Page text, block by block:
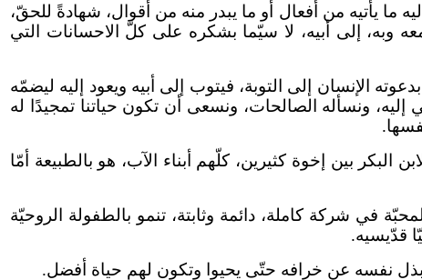
ما يأتيه من أفعال أو ما يبدر منه من أقوال، شهادةً للحقّ،
معه وبه، إلى أبيه، لا سيّما بشكره على كلّ الاحسانات التي
الإنسان إلى التوبة، فيتوب إلى أبيه ويعود إليه ليضمّه
ونسأله الصالحات، ونسعى أن تكون حياتنا تمجيدًا له
بين إخوة كثيرين، كلّهم أبناء الآب، هو بالطبيعة أمّا
في شركة كاملة، دائمة وثابتة، تنمو بالطفولة الروحيّة
قدّيسيه.
نفسه عن خرافه حتّى يحيوا وتكون لهم حياة أفضل.